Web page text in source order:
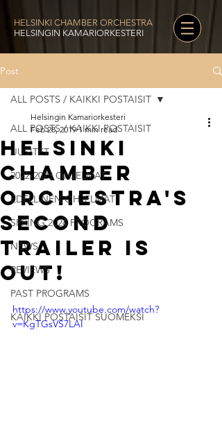
HELSINKI CHAMBER ORCHESTRA
HELSINGIN KAMARIORKESTERI
Post
ALL POSTS / KAIKKI POSTAISIT
UUSITET
2022-2023 OHJELMAT
EDELLINEN OHJELMAT
SPRING 2024 PROGRAMS
NEWS
REVIEWS
PAST PROGRAMS
KAIKKI POSTAISIT SUOMEKSI
ALL POSTS / KAIKKI POSTAISIT
Helsinki
Chamber
Orchestra's
second
trailer is
out!
Helsingin Kamariorkesteri
Feb 28, 2019 1 min read
https://www.youtube.com/watch?
v=KgTGsVS7LAI